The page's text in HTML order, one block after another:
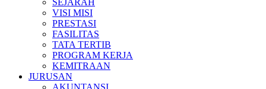
VISI MISI
PRESTASI
FASILITAS
TATA TERTIB
PROGRAM KERJA
KEMITRAAN
JURUSAN
AKUNTANSI